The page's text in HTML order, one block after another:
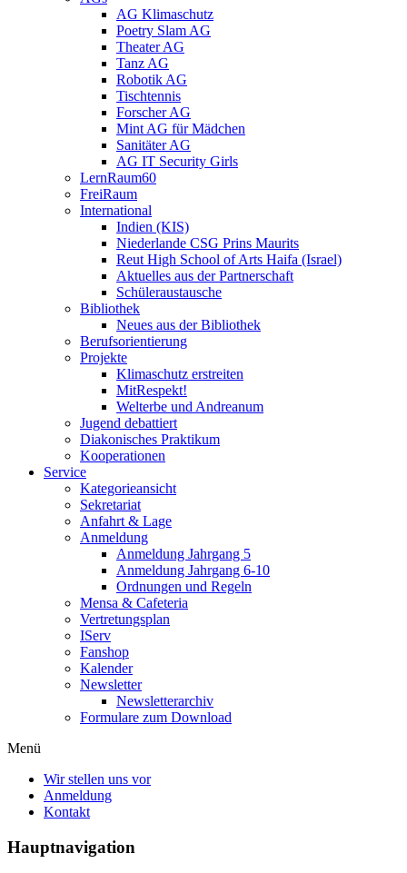
AG Klimaschutz
Poetry Slam AG
Theater AG
Tanz AG
Robotik AG
Tischtennis
Forscher AG
Mint AG für Mädchen
Sanitäter AG
AG IT Security Girls
LernRaum60
FreiRaum
International
Indien (KIS)
Niederlande CSG Prins Maurits
Reut High School of Arts Haifa (Israel)
Aktuelles aus der Partnerschaft
Schüleraustausche
Bibliothek
Neues aus der Bibliothek
Berufsorientierung
Projekte
Klimaschutz erstreiten
MitRespekt!
Welterbe und Andreanum
Jugend debattiert
Diakonisches Praktikum
Kooperationen
Service
Kategorieansicht
Sekretariat
Anfahrt & Lage
Anmeldung
Anmeldung Jahrgang 5
Anmeldung Jahrgang 6-10
Ordnungen und Regeln
Mensa & Cafeteria
Vertretungsplan
IServ
Fanshop
Kalender
Newsletter
Newsletterarchiv
Formulare zum Download
Menü
Wir stellen uns vor
Anmeldung
Kontakt
Hauptnavigation